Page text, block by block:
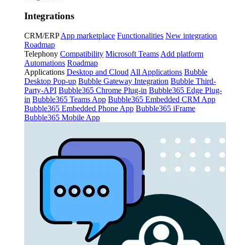
Integrations
CRM/ERP App marketplace Functionalities New integration
Roadmap
Telephony Compatibility Microsoft Teams Add platform
Automations Roadmap
Applications Desktop and Cloud All Applications Bubble
Desktop Pop-up Bubble Gateway Integration Bubble Third-
Party-API Bubble365 Chrome Plug-in Bubble365 Edge Plug-
in Bubble365 Teams App Bubble365 Embedded CRM App
Bubble365 Embedded Phone App Bubble365 iFrame
Bubble365 Mobile App